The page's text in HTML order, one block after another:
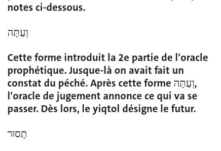
notes ci-dessous.
וְעַתָּה
Cette forme introduit la 2e partie de l'oracle
prophétique. Jusque-là on avait fait un
constat du péché. Après cette forme וְעַתָּה,
l'oracle de jugement annonce ce qui va se
passer. Dès lors, le yiqtol désigne le futur.
תָסוּר